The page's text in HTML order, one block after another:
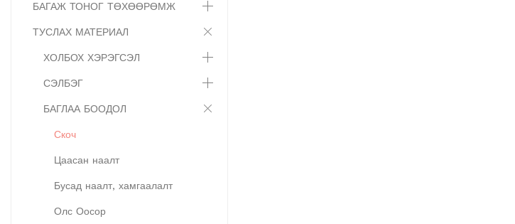
БАГАЖ ТОНОГ ТӨХӨӨРӨМЖ
ТУСЛАХ МАТЕРИАЛ
ХОЛБОХ ХЭРЭГСЭЛ
СЭЛБЭГ
БАГЛАА БООДОЛ
Скоч
Цаасан наалт
Бусад наалт, хамгаалалт
Олс Оосор